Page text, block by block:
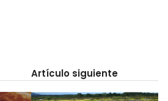
Artículo siguiente